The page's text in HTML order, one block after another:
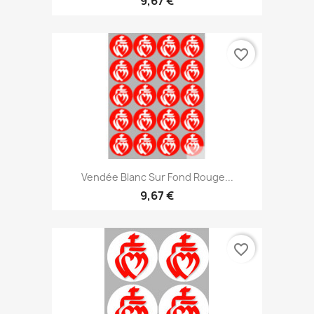
Vendée Blanc Sur Fond Rouge...
9,67 €
favorite_border
favorite_border